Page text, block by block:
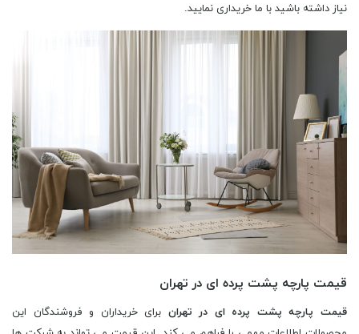
نیاز داشته باشید با ما خریداری نمایید.
قیمت پارچه پشت پرده ای در تهران
قیمت پارچه پشت پرده ای در تهران برای خریداران و فروشندگان این